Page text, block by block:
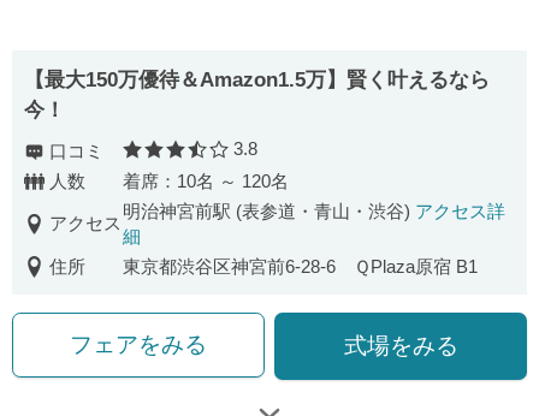
【最⼤150万優待＆Amazon1.5万】賢く叶えるなら
今！
口コミ 口コミ評価
3.8
人数
着席：10名 ～ 120名
アクセス
明治神宮前駅 (表参道・青山・渋谷) アクセス詳
細
住所
東京都渋谷区神宮前6-28-6 ＱPlaza原宿 B1
フェアをみる 式場をみる